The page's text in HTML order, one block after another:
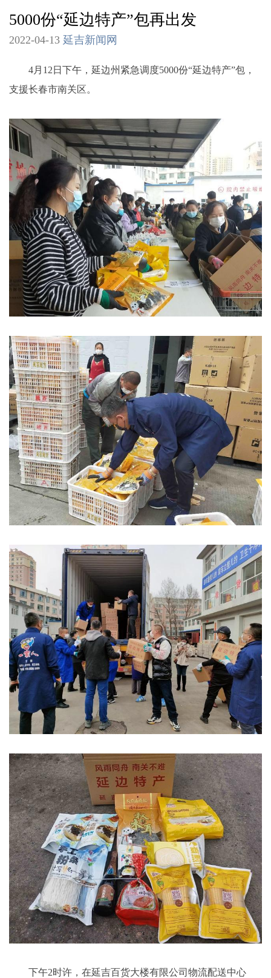
5000份“延边特产”包再出发
2022-04-13 延吉新闻网
4月12日下午，延边州紧急调度5000份“延边特产”包，
支援长春市南关区。
下午2时许，在延吉百货大楼有限公司物流配送中心